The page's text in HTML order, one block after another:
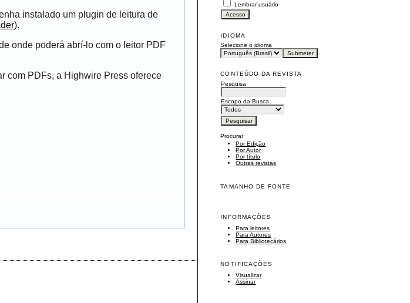
Lembrar usuário
IDIOMA
Selecione o idioma
CONTEÚDO DA REVISTA
Pesquisa
Escopo da Busca
Procurar
Por Edição
Por Autor
Por título
Outras revistas
TAMANHO DE FONTE
INFORMAÇÕES
Para leitores
Para Autores
Para Bibliotecários
NOTIFICAÇÕES
Visualizar
Assinar
instalado um plugin de leitura de
).
onde poderá abrí-lo com o leitor PDF
com PDFs, a Highwire Press oferece